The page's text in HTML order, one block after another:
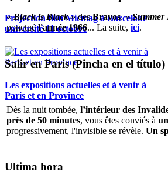
Projection film Micmag à Barcelone
université 11 octobre
Les expositions actuelles et à venir à
Paris et en Province
«Black is Black» desBravos, «Summer
ponctuél'année 1966... La suite, ici.
Salir en Paris (Pincha en el título)
Dès la nuit tombée, l’intérieur des
près de 50 minutes, vous êtes conviés à
progressivement, l'invisible se révèle. Un
Ultima hora